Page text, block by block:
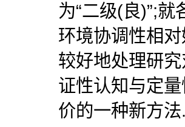
为“二级(良)”;
环境协调性相
较好地处理研
证性认知与定
价的一种新方法.